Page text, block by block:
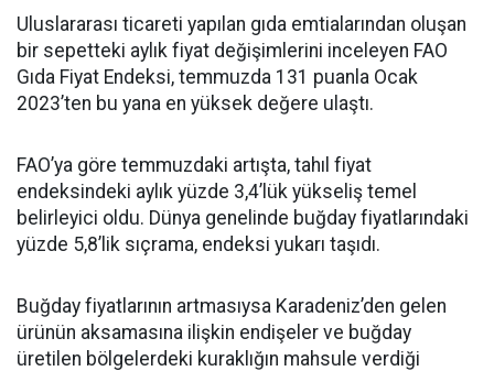
Uluslararası ticareti yapılan gıda emtialarından oluşan
bir sepetteki aylık fiyat değişimlerini inceleyen FAO
Gıda Fiyat Endeksi, temmuzda 131 puanla Ocak
2023’ten bu yana en yüksek değere ulaştı.
FAO’ya göre temmuzdaki artışta, tahıl fiyat
endeksindeki aylık yüzde 3,4’lük yükseliş temel
belirleyici oldu. Dünya genelinde buğday fiyatlarındaki
yüzde 5,8’lik sıçrama, endeksi yukarı taşıdı.
Buğday fiyatlarının artmasıysa Karadeniz’den gelen
ürünün aksamasına ilişkin endişeler ve buğday
üretilen bölgelerdeki kuraklığın mahsule verdiği